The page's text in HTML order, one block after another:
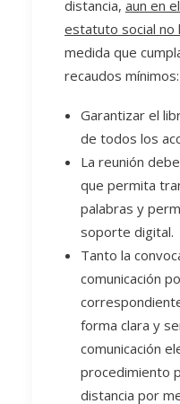
distancia, aun en
estatuto social no
medida que
recaudos mínimos:
Garantizar el
de todos los
La reunión
que permita
palabras y
soporte digital.
Tanto la
comunicación
forma clara y
comunicación
procedimiento
distancia por